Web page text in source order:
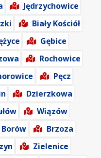
Jędrzychowice
Biały Kościół
Gębice
Rochowice
Pęcz
Dzierzkowa
Wiązów
Borów
Brzoza
Zielenice